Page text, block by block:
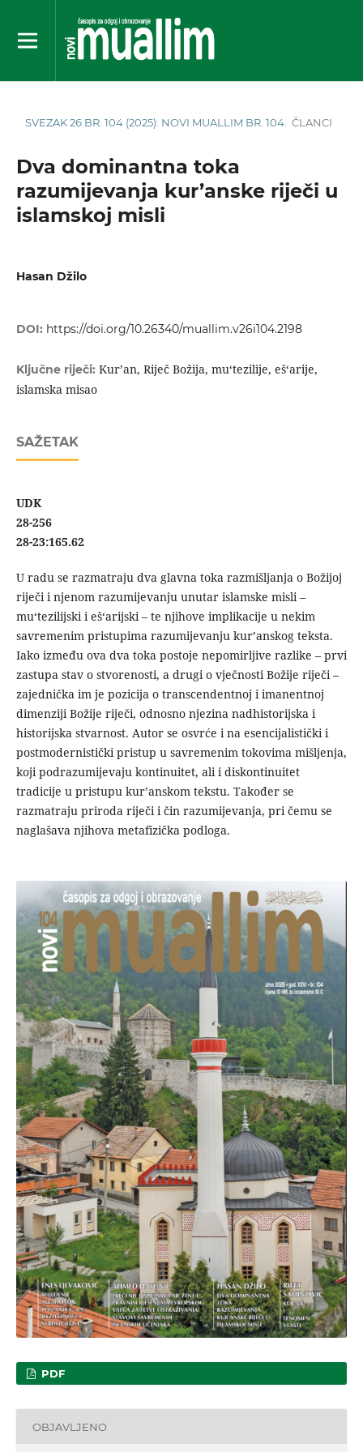
SVEZAK 26 BR. 104 (2025): NOVI MUALLIM BR. 104. ČLANCI
Dva dominantna toka
razumijevanja kur’anske riječi u
islamskoj misli
Hasan Džilo
DOI: https://doi.org/10.26340/muallim.v26i104.2198
Ključne riječi: Kur’an, Riječ Božija, mu‘tezilije, eš‘arije,
islamska misao
SAŽETAK
UDK
28-256
28-23:165.62
U radu se razmatraju dva glavna toka razmišljanja o Božijoj
riječi i njenom razumijevanju unutar islamske misli –
mu‘tezilijski i eš‘arijski – te njihove implikacije u nekim
savremenim pristupima razumijevanju kur’anskog teksta.
Iako između ova dva toka postoje nepomirljive razlike – prvi
zastupa stav o stvorenosti, a drugi o vječnosti Božije riječi –
zajednička im je pozicija o transcendentnoj i imanentnoj
dimenziji Božije riječi, odnosno njezina nadhistorijska i
historijska stvarnost. Autor se osvrće i na esencijalistički i
postmodernistički pristup u savremenim tokovima mišljenja,
koji podrazumijevaju kontinuitet, ali i diskontinuitet
tradicije u pristupu kur’anskom tekstu. Također se
razmatraju priroda riječi i čin razumijevanja, pri čemu se
naglašava njihova metafizička podloga.
PDF
OBJAVLJENO